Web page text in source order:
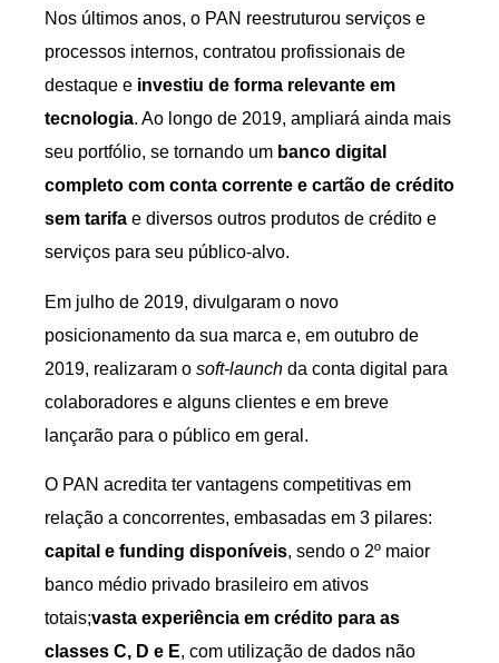
Nos últimos anos, o PAN reestruturou serviços e
processos internos, contratou profissionais de
destaque e investiu de forma relevante em
tecnologia. Ao longo de 2019, ampliará ainda mais
seu portfólio, se tornando um banco digital
completo com conta corrente e cartão de crédito
sem tarifa e diversos outros produtos de crédito e
serviços para seu público-alvo.
Em julho de 2019, divulgaram o novo
posicionamento da sua marca e, em outubro de
2019, realizaram o soft-launch da conta digital para
colaboradores e alguns clientes e em breve
lançarão para o público em geral.
O PAN acredita ter vantagens competitivas em
relação a concorrentes, embasadas em 3 pilares:
capital e funding disponíveis, sendo o 2º maior
banco médio privado brasileiro em ativos
totais;vasta experiência em crédito para as
classes C, D e E, com utilização de dados não